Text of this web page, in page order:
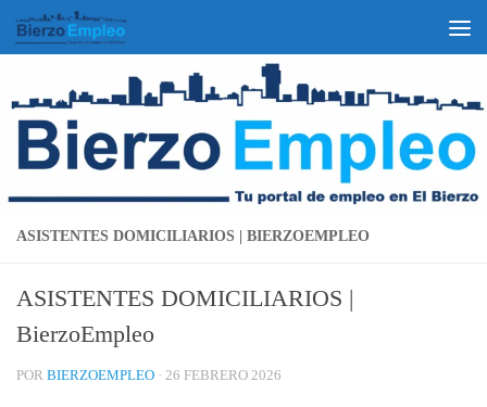
Saltar al contenido
ASISTENTES DOMICILIARIOS | BIERZOEMPLEO
ASISTENTES DOMICILIARIOS |
BierzoEmpleo
POR BIERZOEMPLEO · 26 FEBRERO 2026